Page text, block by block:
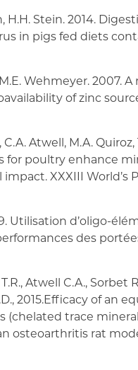
H.H. Stein. 2014.
in pigs fed diets
Wehmeyer. 2007.
of zinc
Atwell, M.A. Quiroz,
for poultry enhance
XXXIII World’s
Utilisation d’oligo-
des
Atwell C.A., Sorbet
2015.Efficacy of
(chelated trace
osteoarthritis rat